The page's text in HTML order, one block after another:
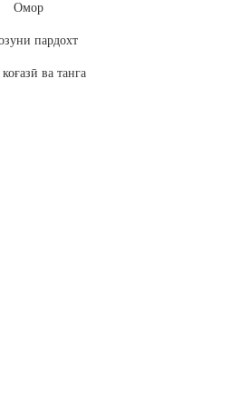
Омор
пардохт
ва танга